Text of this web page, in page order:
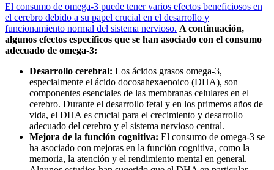
El consumo de omega-3 puede tener varios efectos beneficiosos en
el cerebro debido a su papel crucial en el desarrollo y
funcionamiento normal del sistema nervioso. A continuación,
algunos efectos específicos que se han asociado con el consumo
adecuado de omega-3:
Desarrollo cerebral: Los ácidos grasos omega-3,
especialmente el ácido docosahexaenoico (DHA), son
componentes esenciales de las membranas celulares en el
cerebro. Durante el desarrollo fetal y en los primeros años de
vida, el DHA es crucial para el crecimiento y desarrollo
adecuado del cerebro y el sistema nervioso central.
Mejora de la función cognitiva: El consumo de omega-3 se
ha asociado con mejoras en la función cognitiva, como la
memoria, la atención y el rendimiento mental en general.